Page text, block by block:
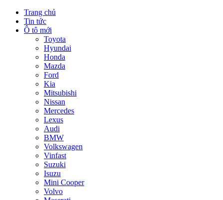
Trang chủ
Tin tức
Ô tô mới
Toyota
Hyundai
Honda
Mazda
Ford
Kia
Mitsubishi
Nissan
Mercedes
Lexus
Audi
BMW
Volkswagen
Vinfast
Suzuki
Isuzu
Mini Cooper
Volvo